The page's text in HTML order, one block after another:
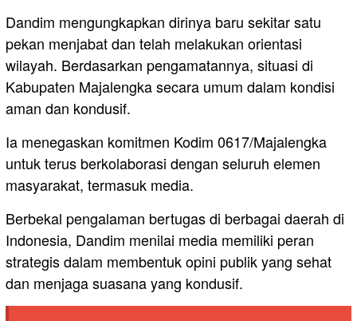
Dandim mengungkapkan dirinya baru sekitar satu
pekan menjabat dan telah melakukan orientasi
wilayah. Berdasarkan pengamatannya, situasi di
Kabupaten Majalengka secara umum dalam kondisi
aman dan kondusif.
Ia menegaskan komitmen Kodim 0617/Majalengka
untuk terus berkolaborasi dengan seluruh elemen
masyarakat, termasuk media.
Berbekal pengalaman bertugas di berbagai daerah di
Indonesia, Dandim menilai media memiliki peran
strategis dalam membentuk opini publik yang sehat
dan menjaga suasana yang kondusif.